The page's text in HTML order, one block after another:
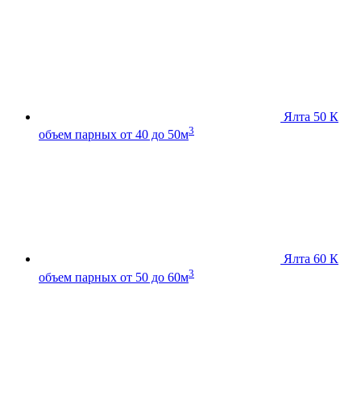
Ялта 50 К
объем парных от 40 до 50м3
Ялта 60 К
объем парных от 50 до 60м3